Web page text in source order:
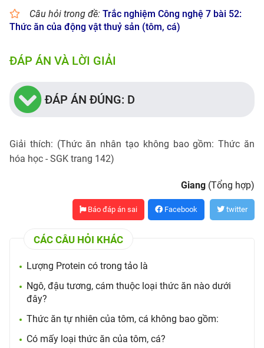
Câu hỏi trong đề: Trắc nghiệm Công nghệ 7 bài 52:
Thức ăn của động vật thuỷ sản (tôm, cá)
ĐÁP ÁN VÀ LỜI GIẢI
ĐÁP ÁN ĐÚNG: D
Giải thích: (Thức ăn nhân tạo không bao gồm: Thức ăn
hóa học - SGK trang 142)
Giang (Tổng hợp)
Báo đáp án sai Facebook twitter
CÁC CÂU HỎI KHÁC
Lượng Protein có trong tảo là
Ngô, đậu tương, cám thuộc loại thức ăn nào dưới
đây?
Thức ăn tự nhiên của tôm, cá không bao gồm:
Có mấy loại thức ăn của tôm, cá?